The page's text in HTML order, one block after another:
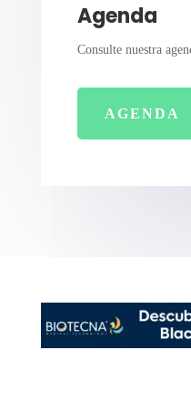
Agenda
Consulte nuestra
AGENDA